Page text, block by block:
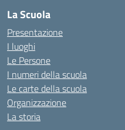
La Scuola
Presentazione
I luoghi
Le Persone
I numeri della scuola
Le carte della scuola
Organizzazione
La storia